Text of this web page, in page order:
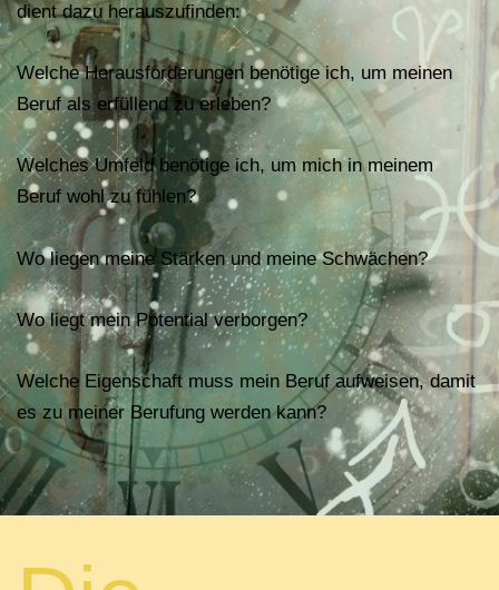
dient dazu herauszufinden:
Welche Herausforderungen benötige ich, um meinen
Beruf als erfüllend zu erleben?
Welches Umfeld benötige ich, um mich in meinem
Beruf wohl zu fühlen?
Wo liegen meine Stärken und meine Schwächen?
Wo liegt mein Potential verborgen?
Welche Eigenschaft muss mein Beruf aufweisen, damit
es zu meiner Berufung werden kann?